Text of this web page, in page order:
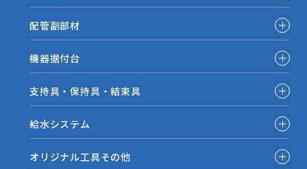
配管副部材
機器据付台
支持具・保持具・結束具
給水システム
オリジナル工具その他